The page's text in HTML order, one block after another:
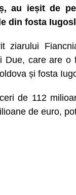
au ieșit de
din fosta
ziarului
Due, care are o
și fosta
de 112
de euro,